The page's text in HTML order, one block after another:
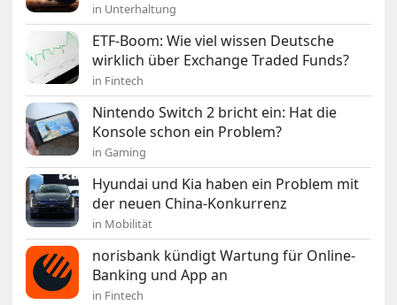
in Unterhaltung
ETF-Boom: Wie viel wissen Deutsche
wirklich über Exchange Traded Funds?
in Fintech
Nintendo Switch 2 bricht ein: Hat die
Konsole schon ein Problem?
in Gaming
Hyundai und Kia haben ein Problem mit
der neuen China-Konkurrenz
in Mobilität
norisbank kündigt Wartung für Online-
Banking und App an
in Fintech